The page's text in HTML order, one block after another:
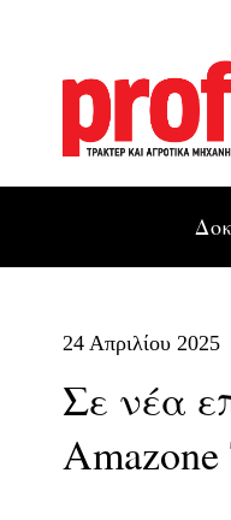
24 Απριλίου 2025
Σε νέα